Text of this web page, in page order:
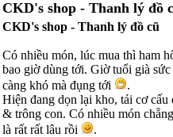
CKD's shop - Thanh lý đồ
CKD's shop - Thanh lý đồ cũ
Có nhiều món, lúc mua thì ham
bao giờ dùng tới. Giờ tuổi già
càng khó mà đụng tới
.
Hiện đang dọn lại kho, tái cơ
& trông con. Có nhiều món
là rất rất lâu rồi
.